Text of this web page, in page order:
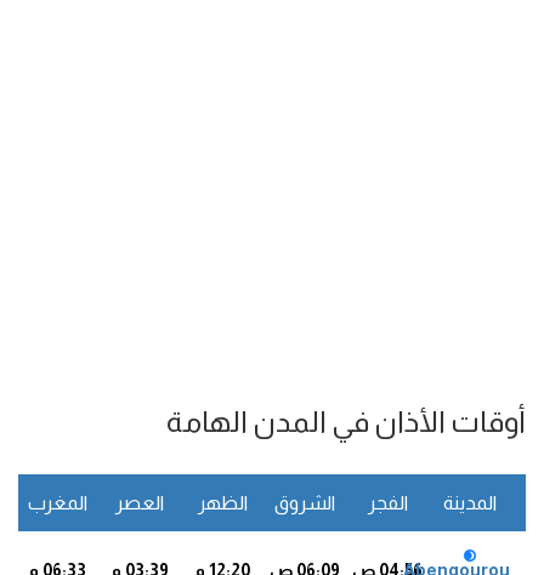
أوقات الأذان في المدن الهامة
المدينة الفجر الشروق الظهر العصر المغرب
Abengourou04:56 ص 06:09 ص 12:20 م 03:39 م 06:33 م